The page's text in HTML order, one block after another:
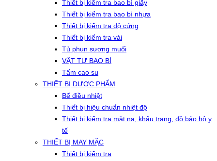
Thiết bị kiểm tra bao bì giấy
Thiết bị kiểm tra bao bì nhựa
Thiết bị kiểm tra độ cứng
Thiết bị kiểm tra vải
Tủ phun sương muối
VẬT TƯ BAO BÌ
Tấm cao su
THIẾT BỊ DƯỢC PHẨM
Bể điều nhiệt
Thiết bị hiệu chuẩn nhiệt độ
Thiết bị kiểm tra mặt nạ, khẩu trang, đồ bảo hộ y
tế
THIẾT BỊ MAY MẶC
Thiết bị kiểm tra